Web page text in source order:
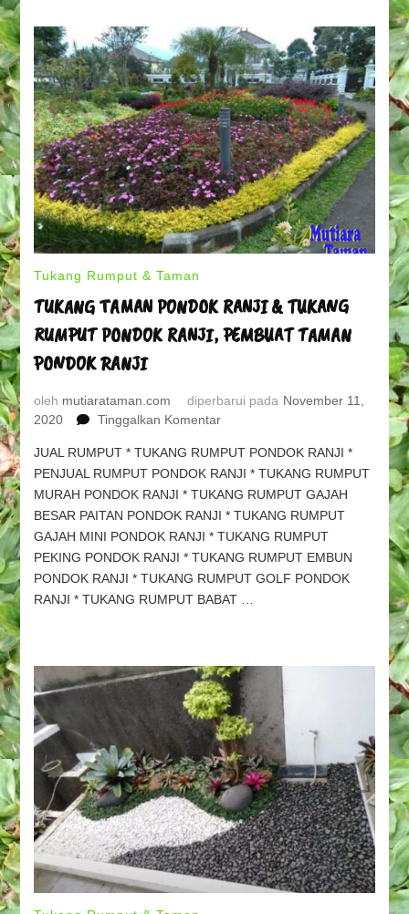
TIMUR
Tukang Rumput & Taman
TUKANG TAMAN PONDOK RANJI & TUKANG
RUMPUT PONDOK RANJI, PEMBUAT TAMAN
PONDOK RANJI
oleh mutiarataman.com diperbarui pada November 11,
2020
Tinggalkan Komentarpada
TAMAN
PONDOK
RANJI
&
TUKANG
RUMPUT
PONDOK
RANJI
JUAL RUMPUT * TUKANG RUMPUT PONDOK RANJI *
PENJUAL RUMPUT PONDOK RANJI * TUKANG RUMPUT
MURAH PONDOK RANJI * TUKANG RUMPUT GAJAH
BESAR PAITAN PONDOK RANJI * TUKANG RUMPUT
GAJAH MINI PONDOK RANJI * TUKANG RUMPUT
PEKING PONDOK RANJI * TUKANG RUMPUT EMBUN
PONDOK RANJI * TUKANG RUMPUT GOLF PONDOK
RANJI * TUKANG RUMPUT BABAT …